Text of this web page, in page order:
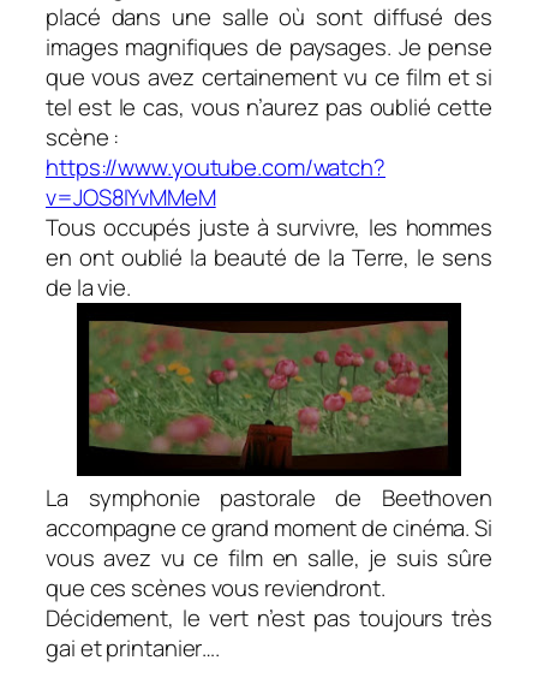
placé dans une salle où sont diffusé des
images magnifiques de paysages. Je pense
que vous avez certainement vu ce film et si
tel est le cas, vous n’aurez pas oublié cette
scène :
https://www.youtube.com/watch?
v=JOS8IYvMMeM
Tous occupés juste à survivre, les hommes
en ont oublié la beauté de la Terre, le sens
de la vie.
La symphonie pastorale de Beethoven
accompagne ce grand moment de cinéma. Si
vous avez vu ce film en salle, je suis sûre
que ces scènes vous reviendront.
Décidement, le vert n’est pas toujours très
gai et printanier….